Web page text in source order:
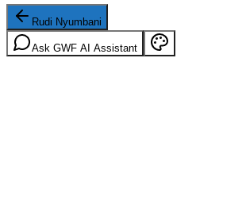
Rudi Nyumbani
Ask GWF AI Assistant